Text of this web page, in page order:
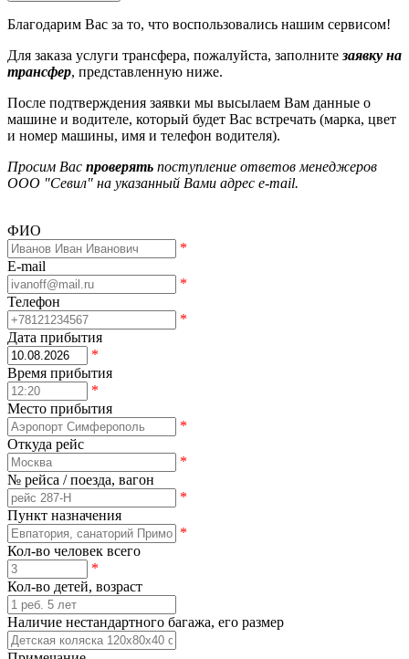
Благодарим Вас за то, что воспользовались нашим сервисом!
Для заказа услуги трансфера, пожалуйста, заполните заявку на
трансфер, представленную ниже.
После подтверждения заявки мы высылаем Вам данные о
машине и водителе, который будет Вас встречать (марка, цвет
и номер машины, имя и телефон водителя).
Просим Вас проверять поступление ответов менеджеров
ООО "Севил" на указанный Вами адрес e-mail.
ФИО
*
E-mail
*
Телефон
*
Дата прибытия
*
Время прибытия
*
Место прибытия
*
Откуда рейс
*
№ рейса / поезда, вагон
*
Пункт назначения
*
Кол-во человек всего
*
Кол-во детей, возраст
Наличие нестандартного багажа, его размер